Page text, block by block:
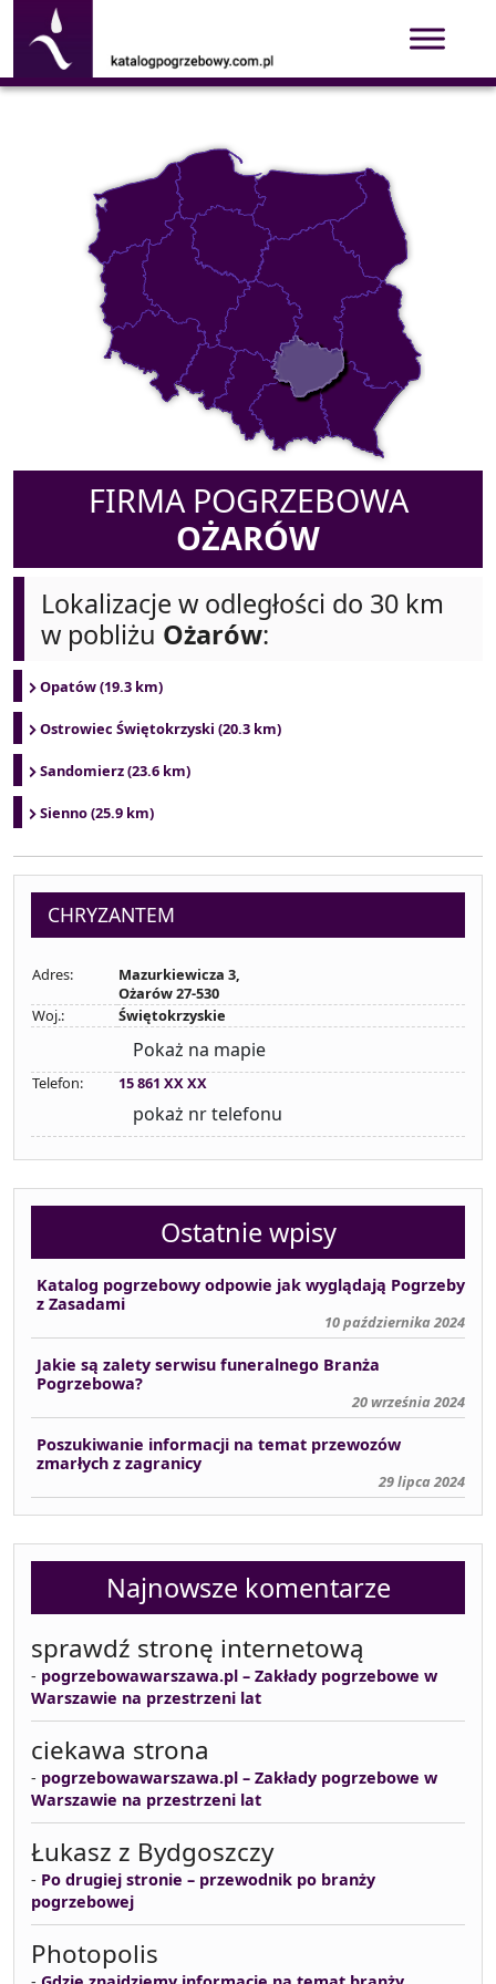
FIRMA POGRZEBOWA
OŻARÓW
Lokalizacje w odległości do 30 km
w pobliżu Ożarów:
Opatów (19.3 km)
Ostrowiec Świętokrzyski (20.3 km)
Sandomierz (23.6 km)
Sienno (25.9 km)
CHRYZANTEM
Adres:
Mazurkiewicza 3,
Ożarów 27-530
Woj.:
Świętokrzyskie
Pokaż na mapie
Telefon: 15 861 XX XX
pokaż nr telefonu
Ostatnie wpisy
Katalog pogrzebowy odpowie jak wyglądają Pogrzeby
z Zasadami
10 października 2024
Jakie są zalety serwisu funeralnego Branża
Pogrzebowa?
20 września 2024
Poszukiwanie informacji na temat przewozów
zmarłych z zagranicy
29 lipca 2024
Najnowsze komentarze
sprawdź stronę internetową
- pogrzebowawarszawa.pl – Zakłady pogrzebowe w
Warszawie na przestrzeni lat
ciekawa strona
- pogrzebowawarszawa.pl – Zakłady pogrzebowe w
Warszawie na przestrzeni lat
Łukasz z Bydgoszczy
- Po drugiej stronie – przewodnik po branży
pogrzebowej
Photopolis